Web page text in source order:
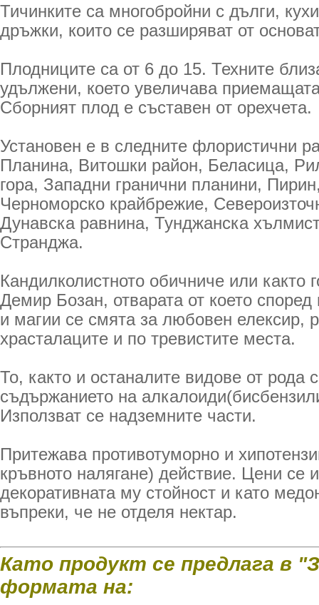
Тичинките са многобройни с дълги,
дръжки, които се разширяват от
Плодниците са от 6 до 15. Техните
удължени, което увеличава
Сборният плод е съставен от орехчета.
Установен е в следните флористични
Планина, Витошки район, Беласица,
гора, Западни гранични планини,
Черноморско крайбрежие,
Дунавска равнина, Тунджанска
Странджа.
Кандилколистното обичниче или както
Демир Бозан, отварата от което
и магии се смята за любовен елексир,
храсталаците и по тревистите места.
То, както и останалите видове от рода
съдържанието на
Използват се надземните части.
Притежава противотуморно и
кръвното налягане) действие. Цени се
декоративната му стойност и като
въпреки, че не отделя нектар.
Като продукт се предлага в
формата на: